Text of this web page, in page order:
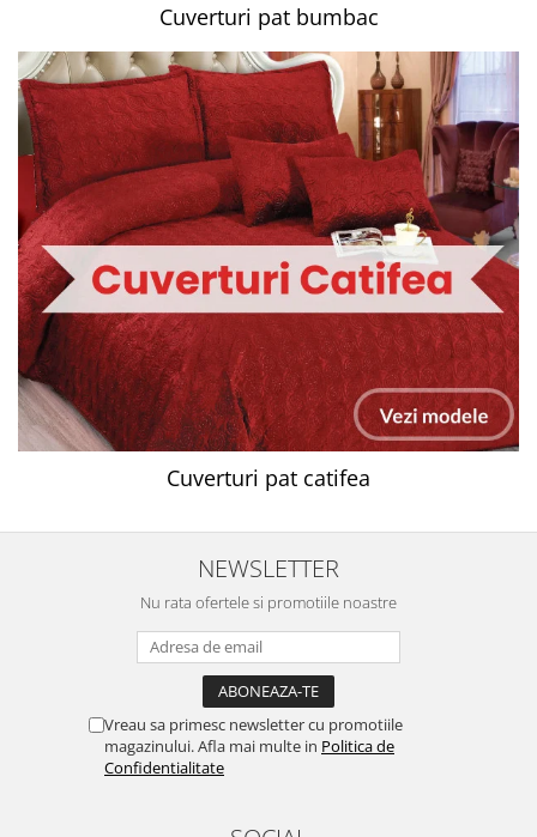
Cuverturi pat bumbac
Cuverturi pat catifea
NEWSLETTER
Nu rata ofertele si promotiile noastre
Vreau sa primesc newsletter cu promotiile
magazinului. Afla mai multe in Politica de
Confidentialitate